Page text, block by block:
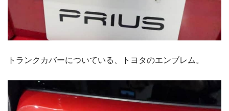
トランクカバーについている、トヨタのエンブレム。